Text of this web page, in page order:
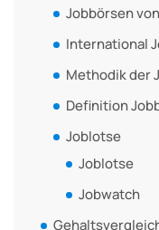
Jobbörsen
International
Methodik der
Definition
Joblotse
Joblotse
Jobwatch